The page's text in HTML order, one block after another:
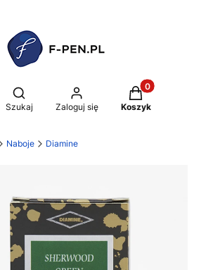
Otwórz wyszukiwarkę
Szukaj Zaloguj się
Produkty w
Koszyk
Naboje Diamine